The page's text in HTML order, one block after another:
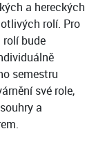
a hereckých
rolí. Pro
bude
semestru
své role,
a